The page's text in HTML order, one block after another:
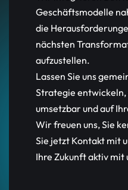
Geschäftsmodelle
die
nächsten
aufzustellen.
Lassen Sie uns
Strategie
umsetzbar und auf
Wir freuen uns, Sie
Sie jetzt Kontakt mit
Ihre Zukunft aktiv mit